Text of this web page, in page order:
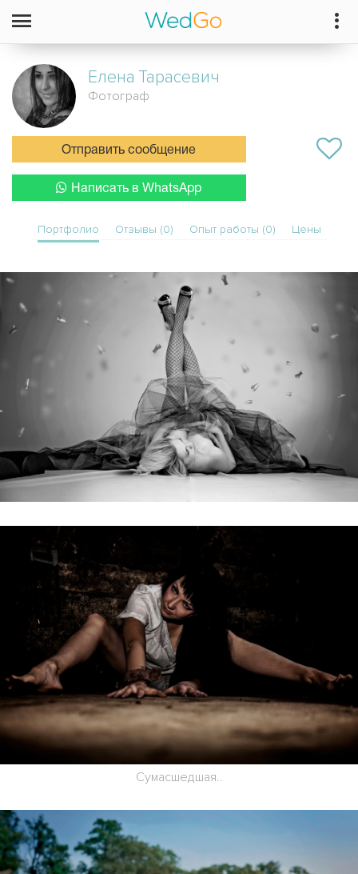
Елена Тарасевич
Фотограф
Отправить сообщение
Написать в WhatsApp
Портфолио Отзывы (0) Опыт работы (0) Цены
Сумасшедшая..